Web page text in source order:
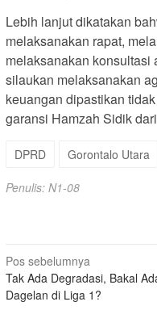
Lebih lanjut dikatakan
melaksanakan rapat,
melaksanakan konsultasi
silaukan melaksanakan
keuangan dipastikan
garansi Hamzah Sidik
DPRD Gorontalo Utara
Penulis: N1-08
Navigasi
pos
Pos sebelumnya
Tak Ada Degradasi, Bakal
Dagelan di Liga 1?